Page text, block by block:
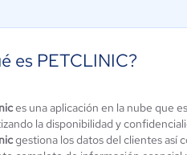
Sofware
es PETCLINIC?
es una aplicación en la nube que
la disponibilidad y
gestiona los datos del clientes así